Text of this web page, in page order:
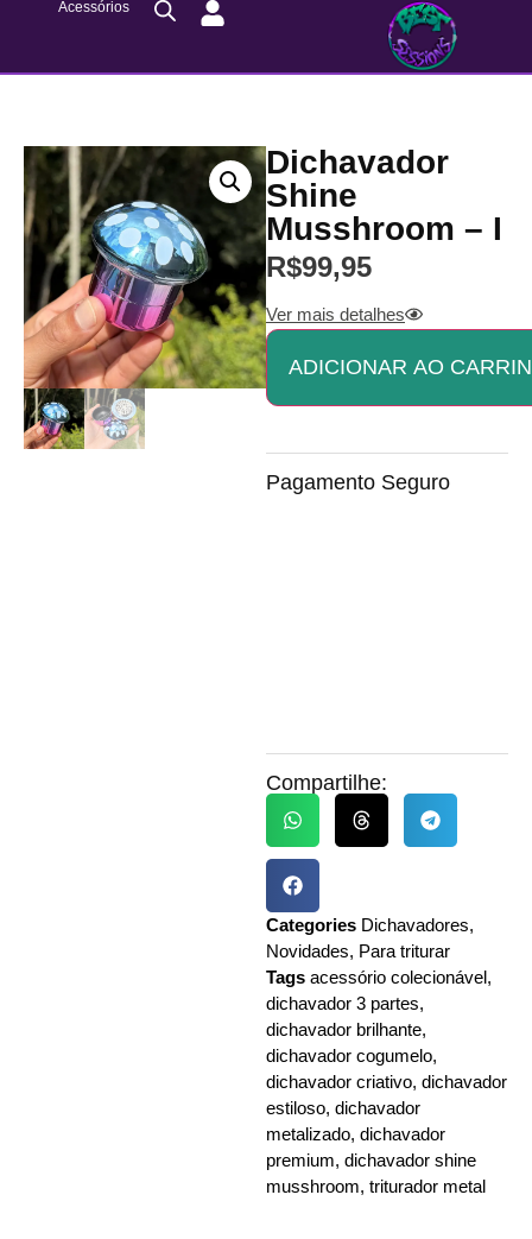
Acessórios
Dichavador
Shine
Musshroom – I
R$99,95
Pagamento Seguro
Compartilhe:
Categories Dichavadores,
Novidades, Para triturar
Tags acessório colecionável,
dichavador 3 partes,
dichavador brilhante,
dichavador cogumelo,
dichavador criativo, dichavador
estiloso, dichavador
metalizado, dichavador
premium, dichavador shine
musshroom, triturador metal
Ver mais detalhes
ADICIONAR AO